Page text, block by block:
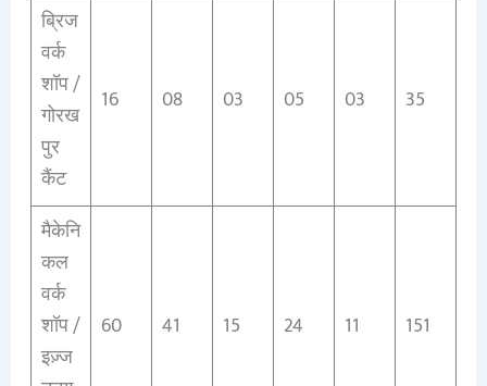
ब्रिज
वर्क
शॉप /
गोरख
पुर
कैंट
16 08 03 05 03 35
मैकेनि
कल
वर्क
शॉप /
इज़्ज
60 41 15 24 11 151